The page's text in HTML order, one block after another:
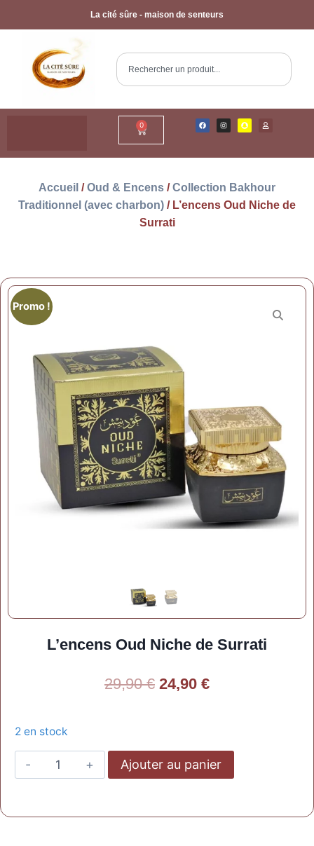
La cité sûre - maison de senteurs
0
Accueil /Oud & Encens /Collection Bakhour
Traditionnel (avec charbon) / L’encens Oud Niche de
Surrati
Promo !
L’encens Oud Niche de Surrati
29,90€ 24,90 €
2 en stock
Ajouter au panier